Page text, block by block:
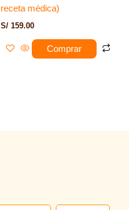
receta médica)
S/ 159.00
Comprar